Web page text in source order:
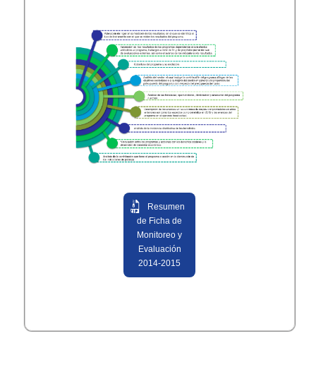
Resumen
de Ficha de
Monitoreo y
Evaluación
2014-2015